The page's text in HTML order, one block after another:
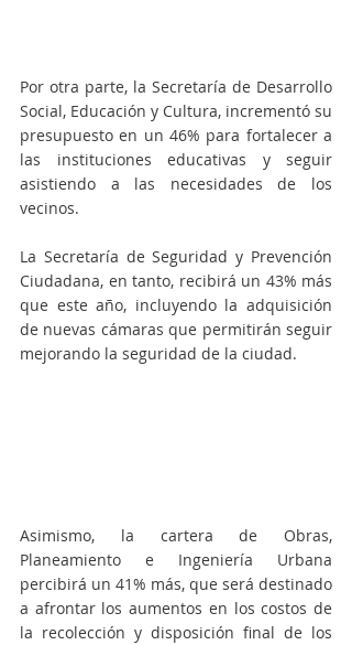
Por otra parte, la Secretaría de Desarrollo
Social, Educación y Cultura, incrementó su
presupuesto en un 46% para fortalecer a
las instituciones educativas y seguir
asistiendo a las necesidades de los
vecinos.
La Secretaría de Seguridad y Prevención
Ciudadana, en tanto, recibirá un 43% más
que este año, incluyendo la adquisición
de nuevas cámaras que permitirán seguir
mejorando la seguridad de la ciudad.
Asimismo, la cartera de Obras,
Planeamiento e Ingeniería Urbana
percibirá un 41% más, que será destinado
a afrontar los aumentos en los costos de
la recolección y disposición final de los